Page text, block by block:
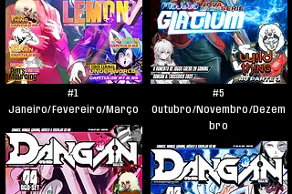
#1
Janeiro/Fevereiro/Março
#5
Outubro/Novembro/Dezem
bro